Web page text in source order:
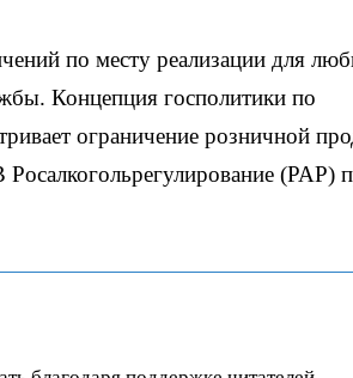
по месту реализации для
Концепция госполитики по
ограничение розничной
(РАР)